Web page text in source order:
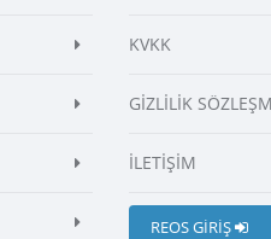
KVKK
GİZLİLİK
İLETİŞİM
REOS GİRİŞ